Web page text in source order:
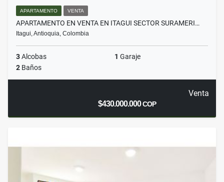
APARTAMENTO VENTA
APARTAMENTO EN VENTA EN ITAGUI SECTOR SURAMERI…
Itagui, Antioquia, Colombia
3Alcobas 1 Garaje
2 Baños
Venta
$430.000.000COP